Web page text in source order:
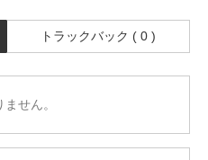
トラックバック ( 0 )
せん。